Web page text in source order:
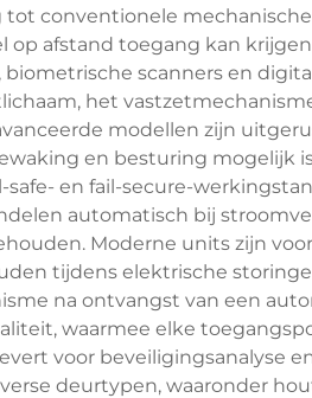
conventionele
afstand toegang kan
scanners en
het
modellen zijn
en besturing mogelijk
en fail-secure-
automatisch bij
Moderne units zijn
tijdens elektrische
na ontvangst van een
waarmee elke
voor beveiligingsanalyse
deurtypen, waaronder